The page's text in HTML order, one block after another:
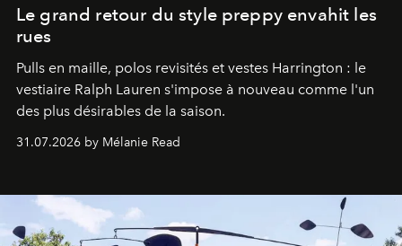
Le grand retour du style preppy envahit les
rues
Pulls en maille, polos revisités et vestes Harrington : le
vestiaire Ralph Lauren s'impose à nouveau comme l'un
des plus désirables de la saison.
31.07.2026 by Mélanie Read